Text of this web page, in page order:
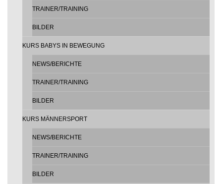
TRAINER/TRAINING
BILDER
KURS BABYS IN BEWEGUNG
NEWS/BERICHTE
TRAINER/TRAINING
BILDER
KURS MÄNNERSPORT
NEWS/BERICHTE
TRAINER/TRAINING
BILDER